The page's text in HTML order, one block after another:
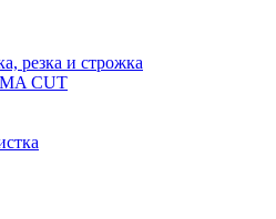
резка и строжка
CUT